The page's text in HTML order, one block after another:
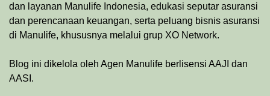
dan layanan Manulife Indonesia, edukasi seputar asuransi
dan perencanaan keuangan, serta peluang bisnis asuransi
di Manulife, khususnya melalui grup XO Network.
Blog ini dikelola oleh Agen Manulife berlisensi AAJI dan
AASI.